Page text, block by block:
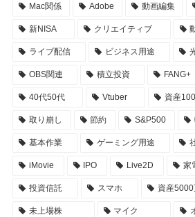
Mac関係 Adobe 動画編集
新NISA クリエイティブ
ライブ配信 ビジネス用途
OBS関連 積立投資 FANG+
40代50代 Vtuber 資産
取り崩し 節約 S&P500
基本作業 ゲーミング用途
iMovie IPO Live2D 家
投資信託 スマホ 資産
未上場株 マイク